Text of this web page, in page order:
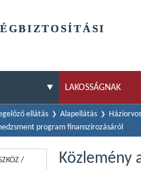
LAKOSSÁGNAK
ellátás Alapellátás
program finanszírozásáról
/
Közlemény